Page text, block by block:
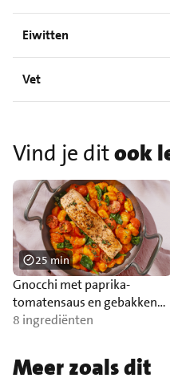
Eiwitten
Vet
Vind je ditook
Gnocchi met paprika-
tomatensaus en gebakken
zalm
8 ingrediënten
25 min
Meer zoals dit